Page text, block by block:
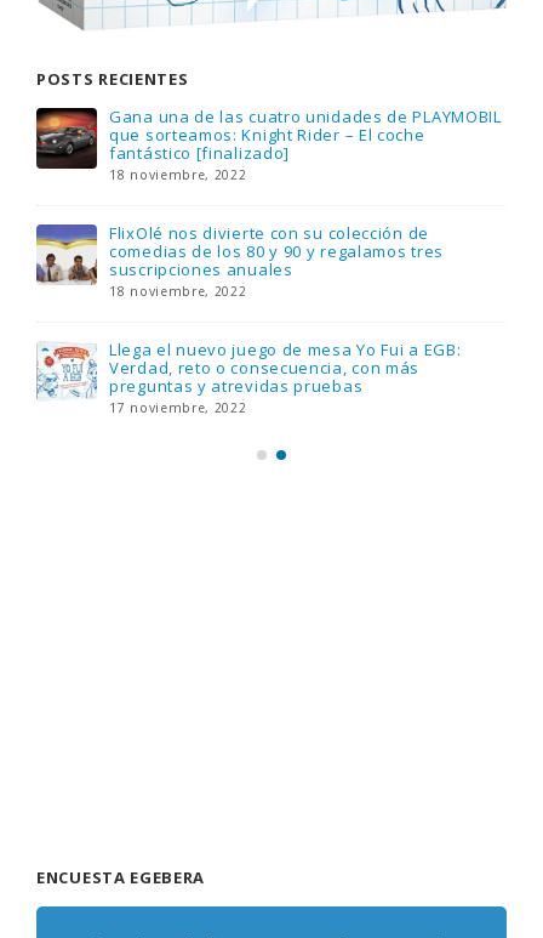
POSTS RECIENTES
Gana una de las cuatro unidades de PLAYMOBIL
que sorteamos: Knight Rider – El coche
fantástico [finalizado]
18 noviembre, 2022
FlixOlé nos divierte con su colección de
comedias de los 80 y 90 y regalamos tres
suscripciones anuales
18 noviembre, 2022
Llega el nuevo juego de mesa Yo Fui a EGB:
Verdad, reto o consecuencia, con más
preguntas y atrevidas pruebas
17 noviembre, 2022
ENCUESTA EGEBERA